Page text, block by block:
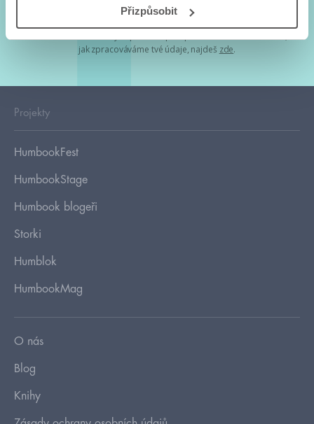
Přizpůsobit
Tvá e-mailová adresa je u nás v bezpečí. Přečti si
jak zpracováváme tvé údaje, najdeš zde.
Projekty
HumbookFest
HumbookStage
Humbook blogeři
Storki
Humblok
HumbookMag
O nás
Blog
Knihy